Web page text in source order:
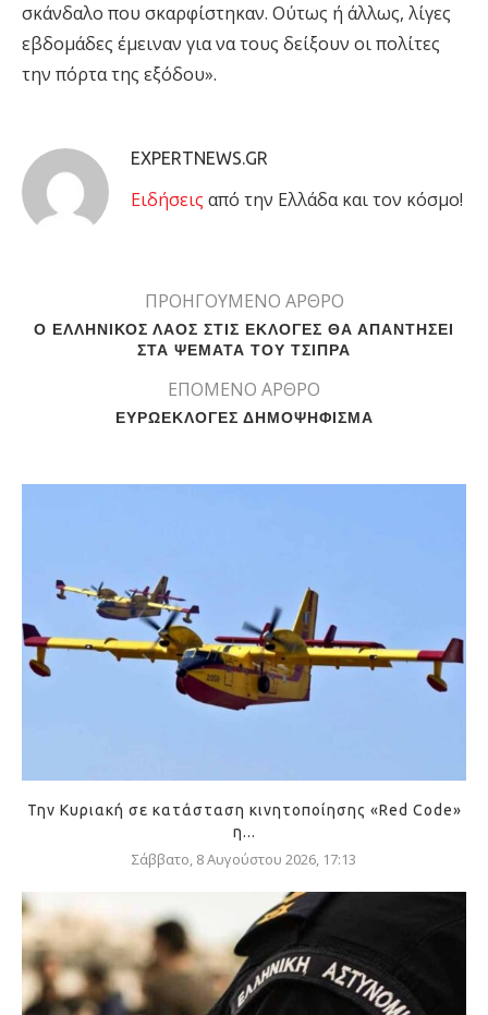
σκάνδαλο που σκαρφίστηκαν. Ούτως ή άλλως, λίγες
εβδομάδες έμειναν για να τους δείξουν οι πολίτες
την πόρτα της εξόδου».
EXPERTNEWS.GR
Eιδήσεις από την Ελλάδα και τον κόσμο!
ΠΡΟΗΓΟΥΜΕΝΟ ΑΡΘΡΟ
Ο ΕΛΛΗΝΙΚΟΣ ΛΑΟΣ ΣΤΙΣ ΕΚΛΟΓΕΣ ΘΑ ΑΠΑΝΤΗΣΕΙ
ΣΤΑ ΨΕΜΑΤΑ ΤΟΥ ΤΣΙΠΡΑ
ΕΠΟΜΕΝΟ ΑΡΘΡΟ
ΕΥΡΩΕΚΛΟΓΕΣ ΔΗΜΟΨΗΦΙΣΜΑ
Την Κυριακή σε κατάσταση κινητοποίησης «Red Code»
η...
Σάββατο, 8 Αυγούστου 2026, 17:13